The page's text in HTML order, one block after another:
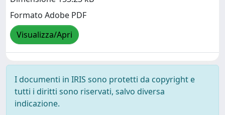
Formato Adobe PDF
Visualizza/Apri
I documenti in IRIS sono protetti da copyright e
tutti i diritti sono riservati, salvo diversa
indicazione.